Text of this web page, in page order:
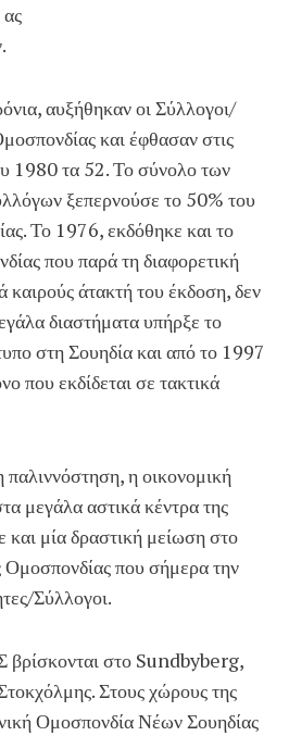
αυξήθηκαν οι Σύλλογοι/
και έφθασαν στις
1980 τα 52. Το σύνολο των
ξεπερνούσε το 50% του
Το 1976, εκδόθηκε και το
που παρά τη διαφορετική
καιρούς άτακτή του έκδοση, δεν
διαστήματα υπήρξε το
στη Σουηδία και από το 1997
που εκδίδεται σε τακτικά
η οικονομική
μεγάλα αστικά κέντρα της
και μία δραστική μείωση στο
που σήμερα την
Σύλλογοι.
στο Sundbyberg,
Στους χώρους της
Ομοσπονδία Νέων Σουηδίας